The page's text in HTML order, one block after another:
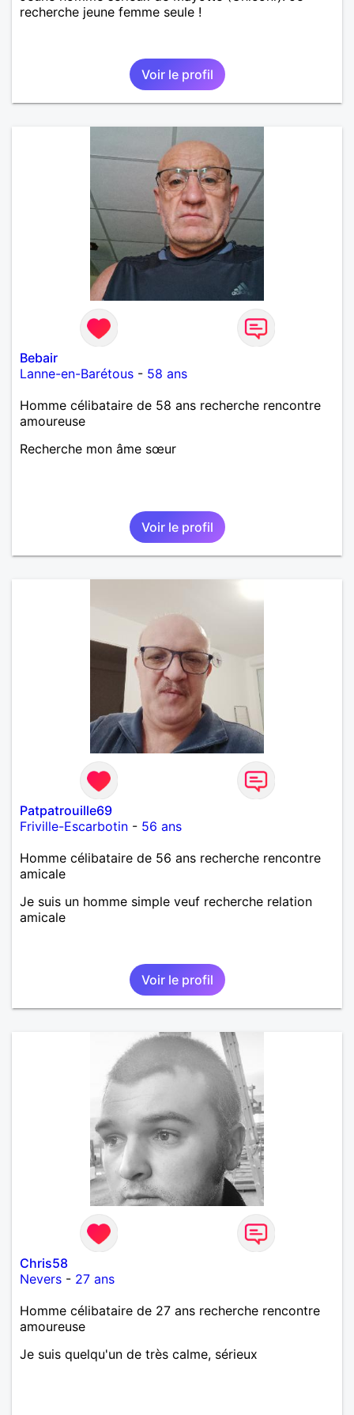
recherche jeune femme seule !
Voir le profil
Bebair
Lanne-en-Barétous - 58 ans
Homme célibataire de 58 ans recherche rencontre
amoureuse
Recherche mon âme sœur
Voir le profil
Patpatrouille69
Friville-Escarbotin - 56 ans
Homme célibataire de 56 ans recherche rencontre
amicale
Je suis un homme simple veuf recherche relation
amicale
Voir le profil
Chris58
Nevers - 27 ans
Homme célibataire de 27 ans recherche rencontre
amoureuse
Je suis quelqu'un de très calme, sérieux